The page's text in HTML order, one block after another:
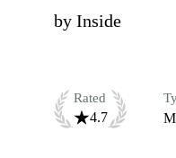
by Inside
Rated
4.7